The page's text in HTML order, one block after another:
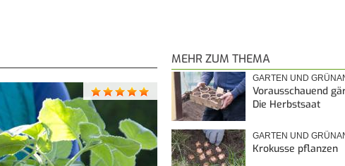
MEHR ZUM THEMA
GARTEN UND
Vorausschauend
Die Herbstsaat
GARTEN UND
Krokusse pflanzen